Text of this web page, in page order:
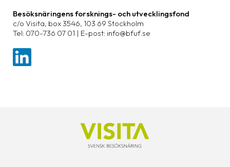
Besöksnäringens forsknings- och utvecklingsfond
c/o Visita, box 3546, 103 69 Stockholm
Tel: 070-736 07 01 | E-post: info@bfuf.se